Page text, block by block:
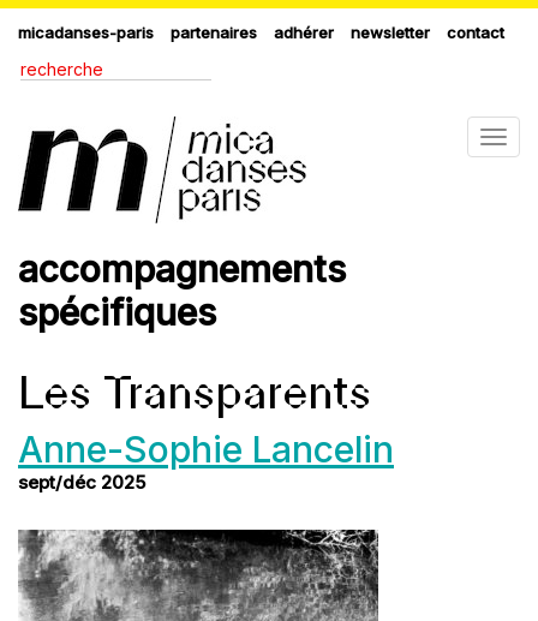
micadanses-paris partenaires adhérer newsletter contact
accompagnements
spécifiques
Les Transparents
Anne-Sophie Lancelin
sept/déc 2025